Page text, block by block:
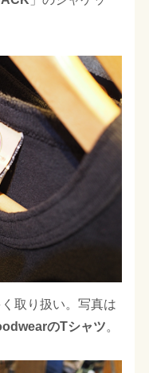
く取り扱い。写真は
のTシャツ。